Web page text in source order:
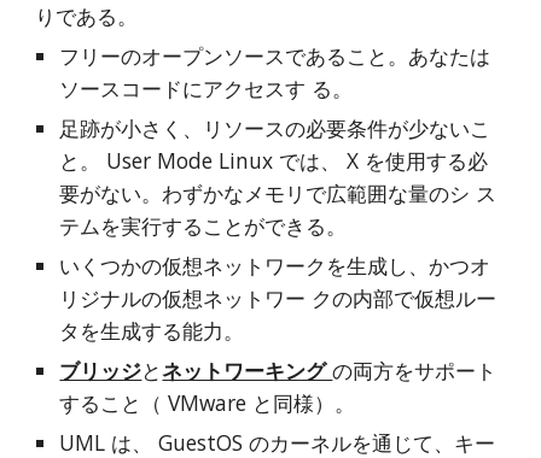
りである。
フリーのオープンソースであること。あなたは
ソースコードにアクセスす る。
足跡が小さく、リソースの必要条件が少ないこ
と。 User Mode Linux では、 X を使用する必
要がない。わずかなメモリで広範囲な量のシ ス
テムを実行することができる。
いくつかの仮想ネットワークを生成し、かつオ
リジナルの仮想ネットワー クの内部で仮想ルー
タを生成する能力。
ブリッジとネットワーキング の両方をサポート
すること（ VMware と同様）。
UML は、 GuestOS のカーネルを通じて、キー